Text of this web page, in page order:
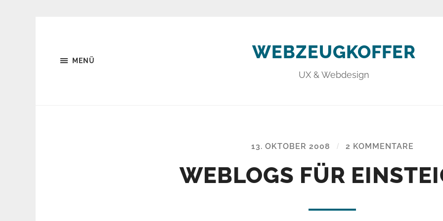
MENÜ WEBZEUGKOFFER
UX & Webdesign
13. OKTOBER 2008 / 2 KOMMENTARE
WEBLOGS FÜR